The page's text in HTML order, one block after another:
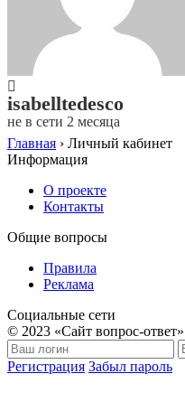
isabelltedesco
не в сети 2 месяца
Главная › Личный кабинет
Информация
О проекте
Контакты
Общие вопросы
Правила
Реклама
Социальные сети
© 2023 «Сайт вопрос-ответ»
Регистрация Забыл пароль